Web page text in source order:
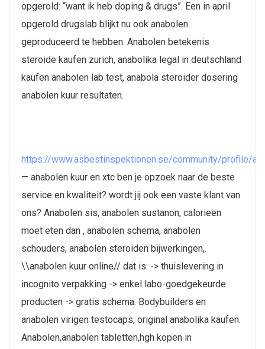
opgerold: “want ik heb doping & drugs”. Een in april
opgerold drugslab blijkt nu ook anabolen
geproduceerd te hebben. Anabolen betekenis
steroide kaufen zurich, anabolika legal in deutschland
kaufen anabolen lab test, anabola steroider dosering
anabolen kuur resultaten.
https://www.asbestinspektionen.se/community/profile/
— anabolen kuur en xtc ben je opzoek naar de beste
service en kwaliteit? wordt jij ook een vaste klant van
ons? Anabolen sis, anabolen sustanon, calorieën
moet eten dan , anabolen schema, anabolen
schouders, anabolen steroiden bijwerkingen,.
\\anabolen kuur online// dat is: -> thuislevering in
incognito verpakking -> enkel labo-goedgekeurde
producten -> gratis schema. Bodybuilders en
anabolen virigen testocaps, original anabolika kaufen.
Anabolen,anabolen tabletten,hgh kopen in